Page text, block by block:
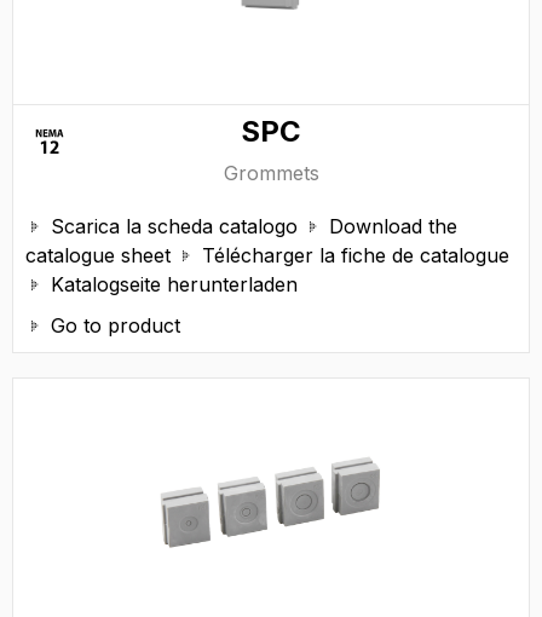
SPC
Grommets
 Scarica la scheda catalogo 
Download the
catalogue sheet
 Télécharger la fiche de catalogue
 Katalogseite herunterladen
 Go to product